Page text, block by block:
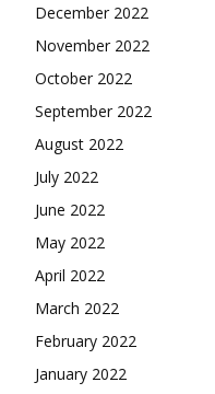
December 2022
November 2022
October 2022
September 2022
August 2022
July 2022
June 2022
May 2022
April 2022
March 2022
February 2022
January 2022